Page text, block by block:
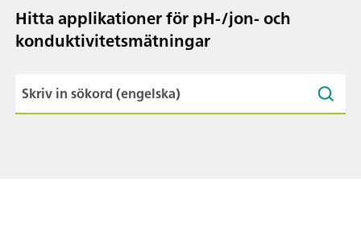
Hitta applikationer för pH-/jon- och
konduktivitetsmätningar